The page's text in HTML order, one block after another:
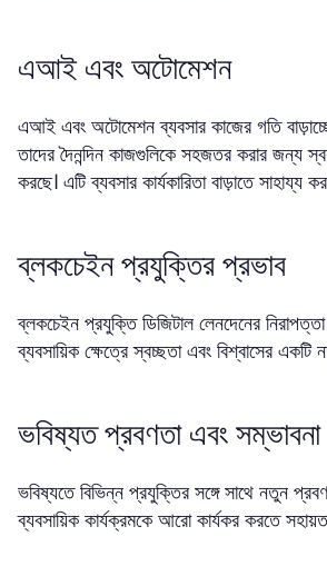
এআই এবং অটোমেশন
এআই এবং অটোমেশন ব্যবসার কাজের গতি
তাদের দৈনন্দিন কাজগুলিকে সহজতর করার জন্য
করছে। এটি ব্যবসার কার্যকারিতা বাড়াতে সাহায্য
ব্লকচেইন প্রযুক্তির প্রভাব
ব্লকচেইন প্রযুক্তি ডিজিটাল লেনদেনের নিরাপত্তা
ব্যবসায়িক ক্ষেত্রে স্বচ্ছতা এবং বিশ্বাসের
ভবিষ্যত প্রবণতা এবং সম্ভাবনা
ভবিষ্যতে বিভিন্ন প্রযুক্তির সঙ্গে সাথে নতুন
ব্যবসায়িক কার্যক্রমকে আরো কার্যকর করতে